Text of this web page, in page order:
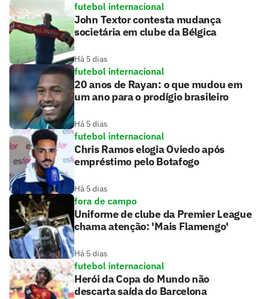
futebol internacional
John Textor contesta mudança
societária em clube da Bélgica
Há 5 dias
futebol internacional
20 anos de Rayan: o que mudou em
um ano para o prodígio brasileiro
Há 5 dias
futebol internacional
Chris Ramos elogia Oviedo após
empréstimo pelo Botafogo
Há 5 dias
fora de campo
Uniforme de clube da Premier League
chama atenção: 'Mais Flamengo'
Há 5 dias
futebol internacional
Herói da Copa do Mundo não
descarta saída do Barcelona